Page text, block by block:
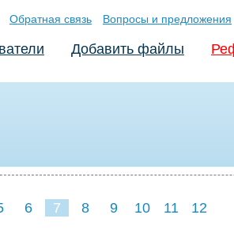
Обратная связь Вопросы и предложения
Добавить файлы
6 7 8 9 10 11 12